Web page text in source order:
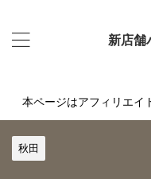
新店舗
本ページはアフィリエイ
秋田